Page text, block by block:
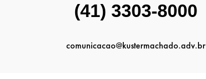
(41) 3303-8000
comunicacao@kustermachado.adv.br